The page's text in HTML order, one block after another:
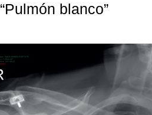
“Pulmón blanco”